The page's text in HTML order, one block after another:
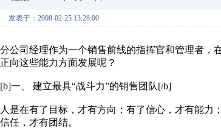
发表于：2008-02-25 13:28:00
分公司经理作为一个销售前线的指挥官和管理者，
正向这些能力方面发展呢？
[b]一、 建立最具“战斗力”的销售团队[/b]
人是在有了目标，才有方向；有了信心，才有能力
信任，才有团结。